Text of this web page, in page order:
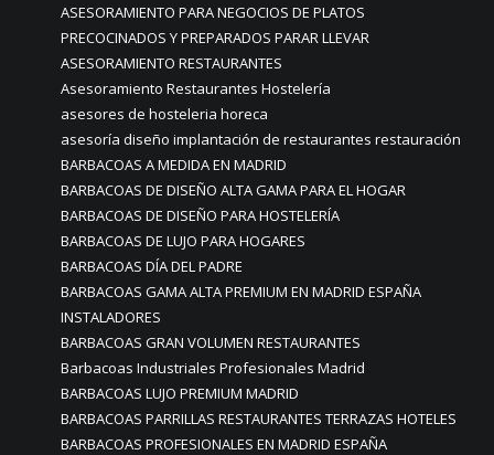
ASESORAMIENTO PARA NEGOCIOS DE PLATOS
PRECOCINADOS Y PREPARADOS PARAR LLEVAR
ASESORAMIENTO RESTAURANTES
Asesoramiento Restaurantes Hostelería
asesores de hosteleria horeca
asesoría diseño implantación de restaurantes restauración
BARBACOAS A MEDIDA EN MADRID
BARBACOAS DE DISEÑO ALTA GAMA PARA EL HOGAR
BARBACOAS DE DISEÑO PARA HOSTELERÍA
BARBACOAS DE LUJO PARA HOGARES
BARBACOAS DÍA DEL PADRE
BARBACOAS GAMA ALTA PREMIUM EN MADRID ESPAÑA
INSTALADORES
BARBACOAS GRAN VOLUMEN RESTAURANTES
Barbacoas Industriales Profesionales Madrid
BARBACOAS LUJO PREMIUM MADRID
BARBACOAS PARRILLAS RESTAURANTES TERRAZAS HOTELES
BARBACOAS PROFESIONALES EN MADRID ESPAÑA